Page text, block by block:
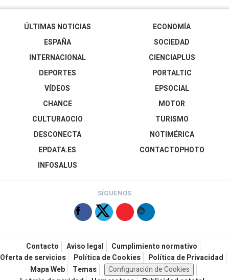
ÚLTIMAS NOTICIAS
ESPAÑA
INTERNACIONAL
DEPORTES
VÍDEOS
ECONOMÍA
SOCIEDAD
CIENCIAPLUS
PORTALTIC
EPSOCIAL
CHANCE
CULTURAOCIO
DESCONECTA
EPDATA.ES
INFOSALUS
MOTOR
TURISMO
NOTIMÉRICA
CONTACTOPHOTO
SÍGUENOS
Contacto Aviso legal
Cumplimiento normativo
Oferta de servicios
Política de Cookies
Política de Privacidad
Mapa Web
Temas
Configuración de Cookies